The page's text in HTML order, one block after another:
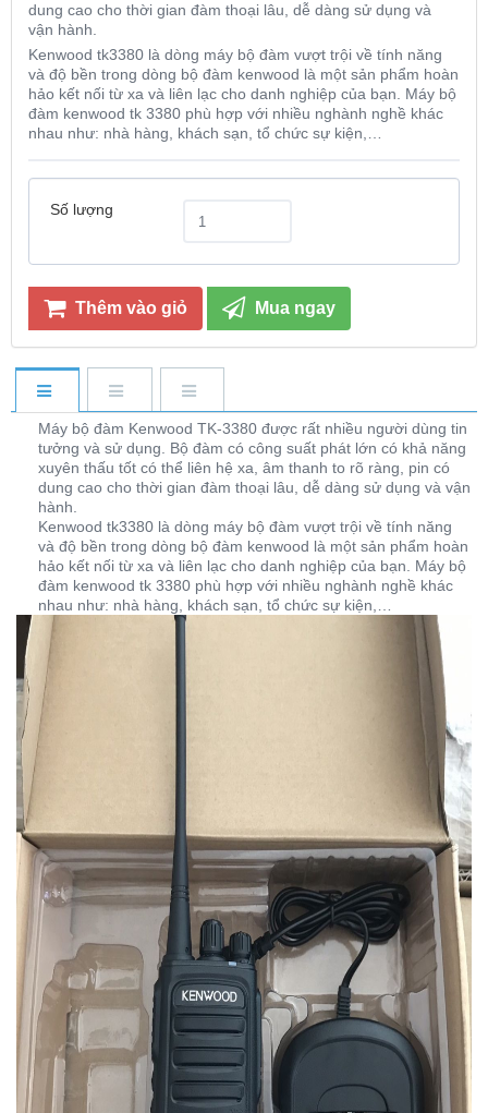
dung cao cho thời gian đàm thoại lâu, dễ dàng sử dụng và
vận hành.
Kenwood tk3380 là dòng máy bộ đàm vượt trội về tính năng
và độ bền trong dòng bộ đàm kenwood là một sản phẩm hoàn
hảo kết nối từ xa và liên lạc cho danh nghiệp của bạn. Máy bộ
đàm kenwood tk 3380 phù hợp với nhiều nghành nghề khác
nhau như: nhà hàng, khách sạn, tổ chức sự kiện,…
Số lượng
Thêm vào giỏ Mua ngay
Máy bộ đàm Kenwood TK-3380 được rất nhiều người dùng tin
tưởng và sử dụng. Bộ đàm có công suất phát lớn có khả năng
xuyên thấu tốt có thể liên hệ xa, âm thanh to rõ ràng, pin có
dung cao cho thời gian đàm thoại lâu, dễ dàng sử dụng và vận
hành.
Kenwood tk3380 là dòng máy bộ đàm vượt trội về tính năng
và độ bền trong dòng bộ đàm kenwood là một sản phẩm hoàn
hảo kết nối từ xa và liên lạc cho danh nghiệp của bạn. Máy bộ
đàm kenwood tk 3380 phù hợp với nhiều nghành nghề khác
nhau như: nhà hàng, khách sạn, tổ chức sự kiện,…